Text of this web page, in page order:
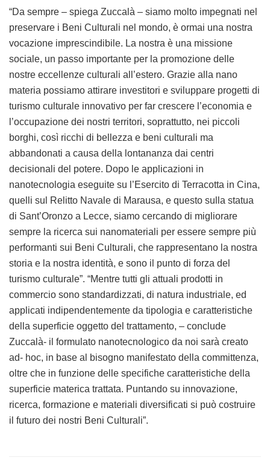
“Da sempre – spiega Zuccalà – siamo molto impegnati nel
preservare i Beni Culturali nel mondo, è ormai una nostra
vocazione imprescindibile. La nostra è una missione
sociale, un passo importante per la promozione delle
nostre eccellenze culturali all’estero. Grazie alla nano
materia possiamo attirare investitori e sviluppare progetti di
turismo culturale innovativo per far crescere l’economia e
l’occupazione dei nostri territori, soprattutto, nei piccoli
borghi, così ricchi di bellezza e beni culturali ma
abbandonati a causa della lontananza dai centri
decisionali del potere. Dopo le applicazioni in
nanotecnologia eseguite su l’Esercito di Terracotta in Cina,
quelli sul Relitto Navale di Marausa, e questo sulla statua
di Sant’Oronzo a Lecce, siamo cercando di migliorare
sempre la ricerca sui nanomateriali per essere sempre più
performanti sui Beni Culturali, che rappresentano la nostra
storia e la nostra identità, e sono il punto di forza del
turismo culturale”. “Mentre tutti gli attuali prodotti in
commercio sono standardizzati, di natura industriale, ed
applicati indipendentemente da tipologia e caratteristiche
della superficie oggetto del trattamento, – conclude
Zuccalà- il formulato nanotecnologico da noi sarà creato
ad- hoc, in base al bisogno manifestato della committenza,
oltre che in funzione delle specifiche caratteristiche della
superficie materica trattata. Puntando su innovazione,
ricerca, formazione e materiali diversificati si può costruire
il futuro dei nostri Beni Culturali”.